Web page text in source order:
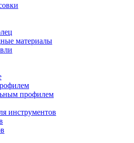
материалы
профилем
инструментов